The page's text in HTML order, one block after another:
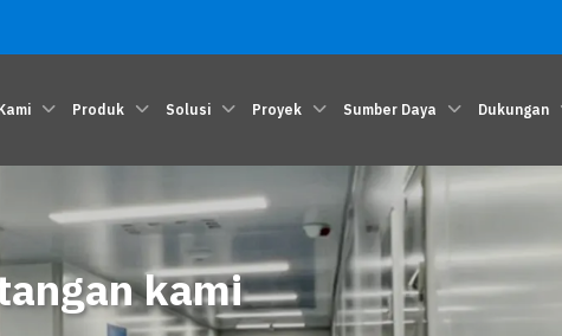
Produk Solusi Proyek Sumber Daya Dukungan
kami